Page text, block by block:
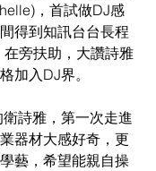
，首試做DJ感
得到知訊台台長程
旁扶助，大讚詩雅
加入DJ界。
詩雅，第一次走進
器材大感好奇，更
藝，希望能親自操